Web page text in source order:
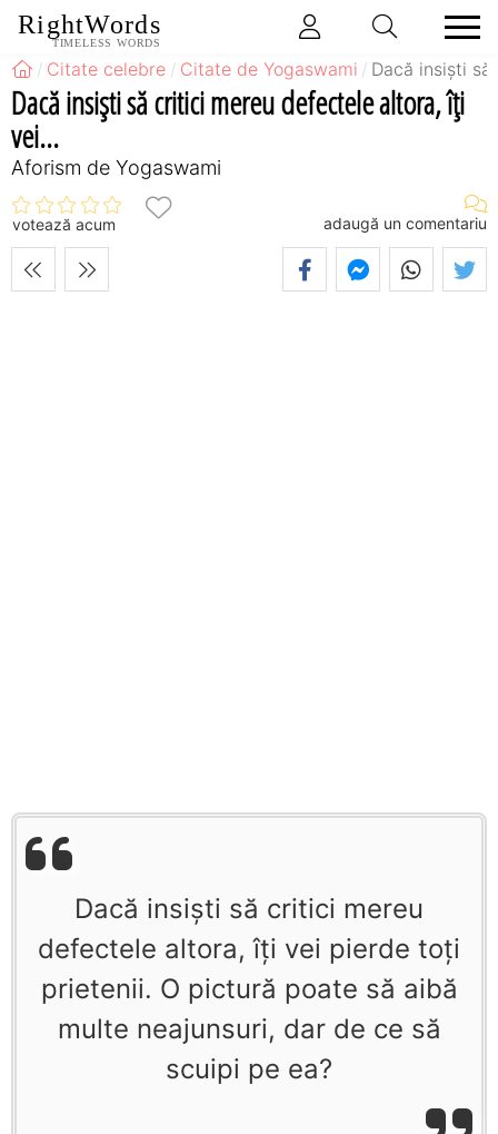
RightWords
TIMELESS WORDS
Citate celebre Citate de Yogaswami Dacă insişti
Dacă insişti să critici mereu defectele altora, îţi
vei...
Aforism de Yogaswami
votează acum adaugă un comentariu
Dacă insişti să critici mereu
defectele altora, îţi vei pierde toţi
prietenii. O pictură poate să aibă
multe neajunsuri, dar de ce să
scuipi pe ea?